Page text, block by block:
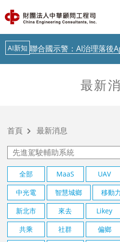
AI新知 歐盟 AI透明度要求正式啟
AI新知 聯合國示警：AI治理落後
AI新知 聯合國示警：AI治理落後
最新消息 中華顧問工程司「公路
AI新知 從生成式AI到實體AI－日
最新
首頁
最新消息
全部 MaaS UAV
中光電
智慧城鄉 移動
新北市
來去 Likey
共乘
社群 偏鄉